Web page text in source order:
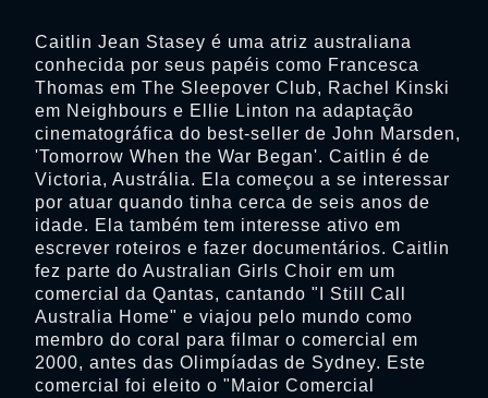
Caitlin Jean Stasey é uma atriz australiana
conhecida por seus papéis como Francesca
Thomas em The Sleepover Club, Rachel Kinski
em Neighbours e Ellie Linton na adaptação
cinematográfica do best-seller de John Marsden,
'Tomorrow When the War Began'. Caitlin é de
Victoria, Austrália. Ela começou a se interessar
por atuar quando tinha cerca de seis anos de
idade. Ela também tem interesse ativo em
escrever roteiros e fazer documentários. Caitlin
fez parte do Australian Girls Choir em um
comercial da Qantas, cantando "I Still Call
Australia Home" e viajou pelo mundo como
membro do coral para filmar o comercial em
2000, antes das Olimpíadas de Sydney. Este
comercial foi eleito o "Maior Comercial